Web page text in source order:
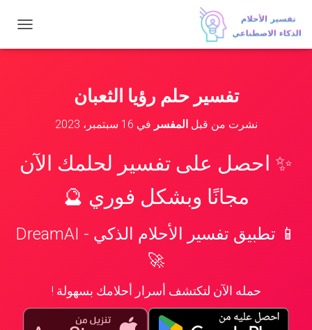
ب
ل
تفسير حلم رؤيا الثعبان
نشرت من قبلالمفسر في 16 سبتمبر، 2023
✨ احصل على تفسير لحلمك الآن
مجانًا وبشكل فوري 🔮
📱 تطبيق تفسير الأحلام الذكي - DreamAI
🚀
حمله الآن لتكتشف أسرار أحلامك بسهولة !